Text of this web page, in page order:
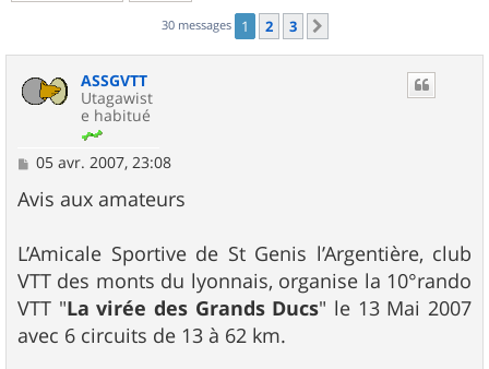
30 messages 1 2 3
ASSGVTT
Utagawist
e habitué
M
s
s
g
e
05 avr. 2007, 23:08
Avis aux amateurs
L’Amicale Sportive de St Genis l’Argentière, club
VTT des monts du lyonnais, organise la 10°rando
VTT "La virée des Grands Ducs" le 13 Mai 2007
avec 6 circuits de 13 à 62 km.